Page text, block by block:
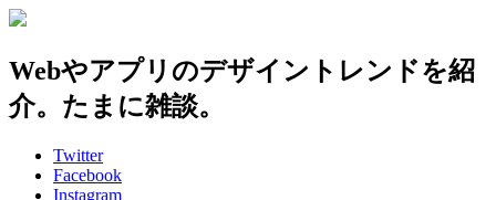
Webやアプリのデザイントレンドを紹
介。たまに雑談。
Twitter
Facebook
Instagram